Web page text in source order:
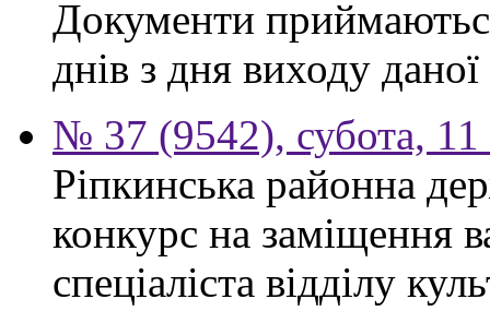
Документи
днів з дня виходу даної
№ 37 (9542), субота, 11
Ріпкинська районна
конкурс на заміщення
спеціаліста відділу